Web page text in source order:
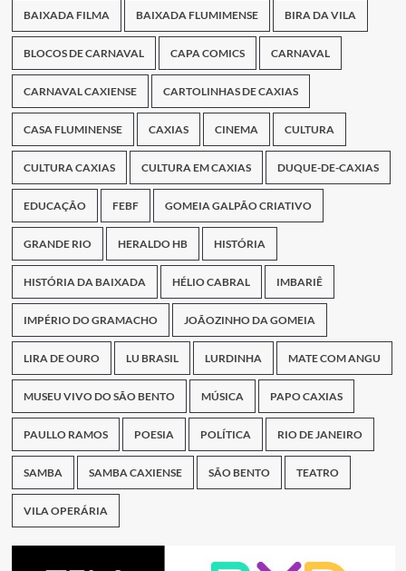
BAIXADA FILMA BAIXADA FLUMIMENSE BIRA DA VILA
BLOCOS DE CARNAVAL CAPA COMICS CARNAVAL
CARNAVAL CAXIENSE CARTOLINHAS DE CAXIAS
CASA FLUMINENSE CAXIAS CINEMA CULTURA
CULTURA CAXIAS CULTURA EM CAXIAS DUQUE-DE-CAXIAS
EDUCAÇÃO FEBF GOMEIA GALPÃO CRIATIVO
GRANDE RIO HERALDO HB HISTÓRIA
HISTÓRIA DA BAIXADA HÉLIO CABRAL IMBARIÊ
IMPÉRIO DO GRAMACHO JOÃOZINHO DA GOMEIA
LIRA DE OURO LU BRASIL LURDINHA MATE COM ANGU
MUSEU VIVO DO SÃO BENTO MÚSICA PAPO CAXIAS
PAULLO RAMOS POESIA POLÍTICA RIO DE JANEIRO
SAMBA SAMBA CAXIENSE SÃO BENTO TEATRO
VILA OPERÁRIA